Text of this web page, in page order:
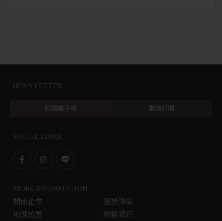
NEWS LETTER
訂閱電子報 取消訂閱
SOCIAL LINKS
F
c
b
o
I
s
L
n
MORE INFORMATION
關係企業
獲獎殊榮
地理位置
聯繫資訊